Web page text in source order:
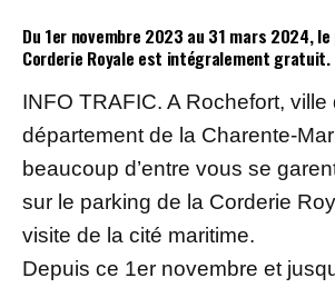
Du 1er novembre 2023 au 31 mars 2024,
Corderie Royale est intégralement gratuit.
INFO TRAFIC. A Rochefort, ville
département de la Charente-
beaucoup d’entre vous se
sur le parking de la Corderie
visite de la cité maritime.
Depuis ce 1er novembre et